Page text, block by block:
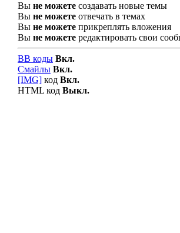
Вы не можете создавать новые темы
Вы не можете отвечать в темах
Вы не можете прикреплять вложения
Вы не можете редактировать свои
BB коды Вкл.
Смайлы Вкл.
[IMG] код Вкл.
HTML код Выкл.